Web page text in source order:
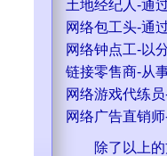
土地经纪人-通
网络包工头-通
网络钟点工-以
链接零售商-从
网络游戏代练
网络广告直销
除了以上的方